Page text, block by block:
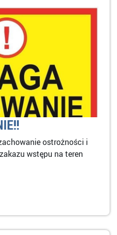
ostrożności i
wstępu na teren